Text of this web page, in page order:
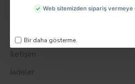
Web sitemizden sipariş
Bir daha gösterme.
Haber bülteni
Müşteri servisi
İletişim
İadeler